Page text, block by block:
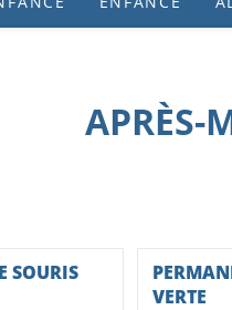
APRÈS-
SOURIS
VERTE